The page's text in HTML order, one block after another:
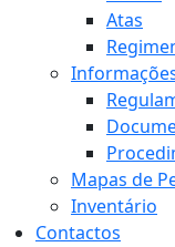
Atas
Mapas de
Inventário
Contactos